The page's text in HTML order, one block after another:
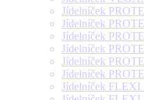
Jídelníček
Jídelníček
Jídelníček
Jídelníček
Jídelníček
Jídelníček
Jídelníček FLEXI